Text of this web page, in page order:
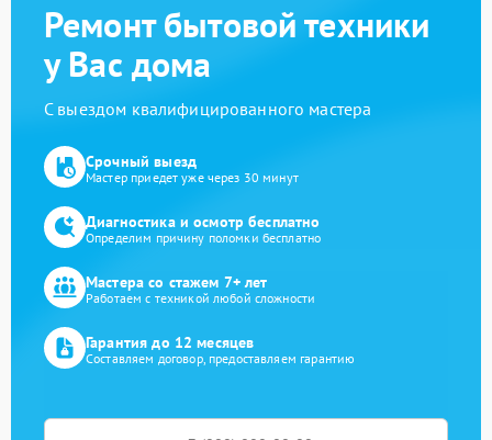
Ремонт бытовой техники
у Вас дома
С выездом квалифицированного мастера
Срочный выезд
Мастер приедет уже через 30 минут
Диагностика и осмотр бесплатно
Определим причину поломки бесплатно
Мастера со стажем 7+ лет
Работаем с техникой любой сложности
Гарантия до 12 месяцев
Составляем договор, предоставляем гарантию